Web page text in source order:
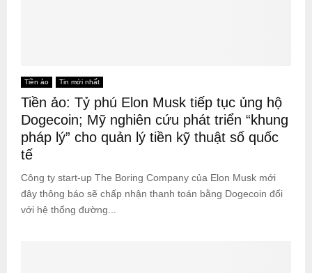
Tiền ảo Tin mới nhất
Tiền ảo: Tỷ phú Elon Musk tiếp tục ủng hộ
Dogecoin; Mỹ nghiên cứu phát triển “khung
pháp lý” cho quản lý tiền kỹ thuật số quốc
tế
Công ty start-up The Boring Company của Elon Musk mới
đây thông báo sẽ chấp nhận thanh toán bằng Dogecoin đối
với hệ thống đường...